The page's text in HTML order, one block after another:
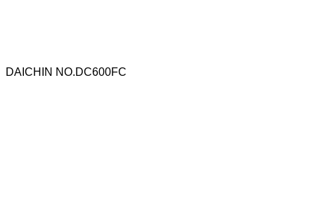
DAICHIN NO.DC600FC